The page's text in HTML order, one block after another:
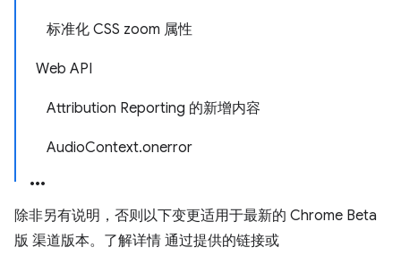
标准化 CSS zoom 属性
Web API
Attribution Reporting 的新增内容
AudioContext.onerror
除非另有说明，否则以下变更适用于最新的 Chrome Beta
版 渠道版本。了解详情 通过提供的链接或